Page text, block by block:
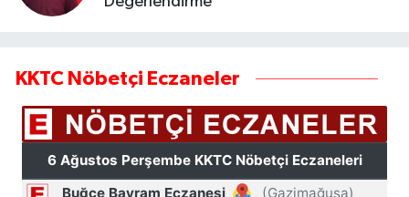
KKTC Nöbetçi Eczaneler